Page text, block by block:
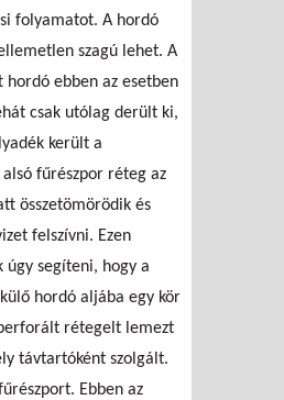
folyamatot. A hordó
szagú lehet. A
hordó ebben az esetben
csak utólag derült ki,
került a
alsó fűrészpor réteg az
összetömörödik és
felszívni. Ezen
úgy segíteni, hogy a
hordó aljába egy kör
rétegelt lemezt
távtartóként szolgált.
Ebben az